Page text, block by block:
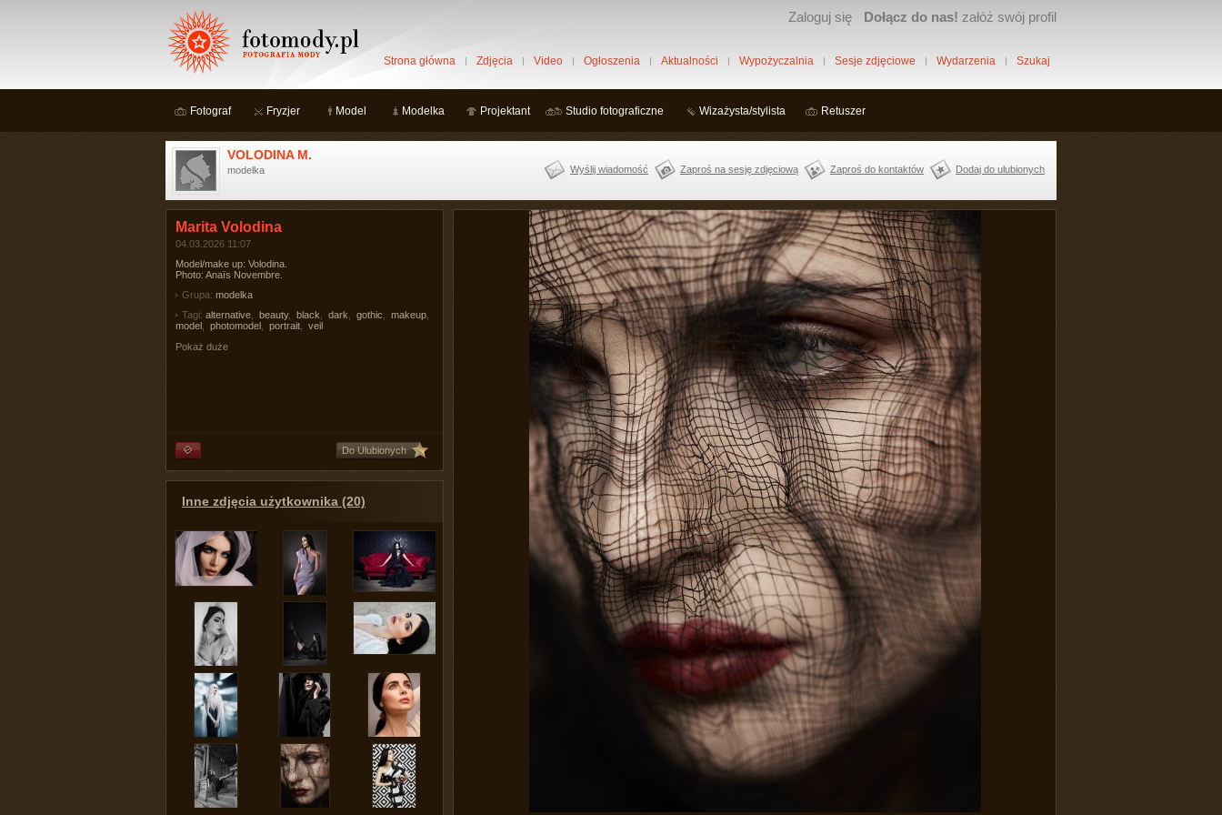
Zaloguj się Dołącz do nas! załóż swój profil
Strona główna Zdjęcia Video Ogłoszenia Aktualności Wypożyczalnia Sesje zdjęciowe Wydarzenia Szukaj
Fotograf Fryzjer Model Modelka Projektant Studio fotograficzne Wizażysta/stylista Retuszer
VOLODINA M.
modelka Wyślij wiadomość Zaproś na sesję zdjęciową Zaproś do kontaktów Dodaj do ulubionych
Marita Volodina
04.03.2026 11:07
Model/make up: Volodina.
Photo: Anaïs Novembre.
Grupa: modelka
Tagi: alternative beauty, black dark gothic makeup
model
photomodel portrait
veil
Pokaż duże
Do Ulubionych
Inne zdjęcia użytkownika (20)